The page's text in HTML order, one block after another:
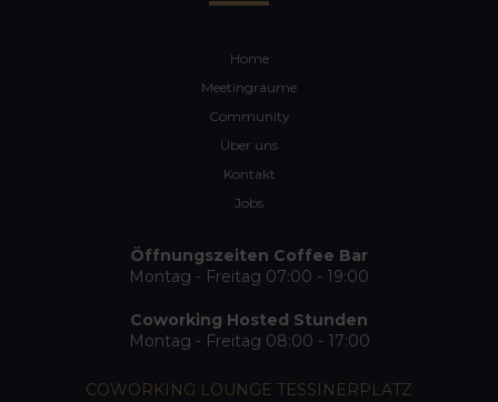
Home
Meetingräume
Community
Über uns
Kontakt
Jobs
Öffnungszeiten Coffee Bar
Montag - Freitag 07:00 - 19:00
Coworking Hosted Stunden
Montag - Freitag 08:00 - 17:00
COWORKING LOUNGE TESSINERPLATZ